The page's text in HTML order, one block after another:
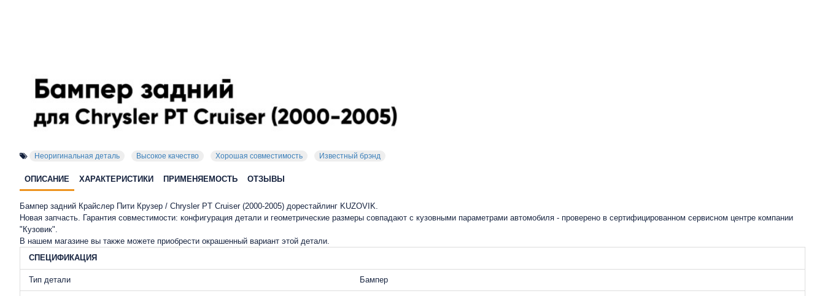
Неоригинальная деталь Высокое качество Хорошая совместимость Известный брэнд
ОПИСАНИЕ ХАРАКТЕРИСТИКИ ПРИМЕНЯЕМОСТЬ ОТЗЫВЫ
Бампер задний Крайслер Пити Крузер / Chrysler PT Cruiser (2000-2005) дорестайлинг KUZOVIK.
Новая запчасть. Гарантия совместимости: конфигурация детали и геометрические размеры совпадают с кузовными параметрами автомобиля - проверено в сертифицированном сервисном центре компании
"Кузовик".
В нашем магазине вы также можете приобрести окрашенный вариант этой детали.
СПЕЦИФИКАЦИЯ
Тип детали Бампер